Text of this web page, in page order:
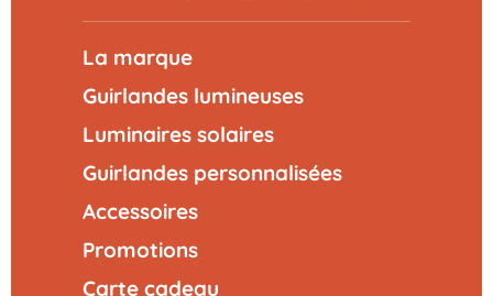
La marque
Guirlandes lumineuses
Luminaires solaires
Guirlandes personnalisées
Accessoires
Promotions
Carte cadeau